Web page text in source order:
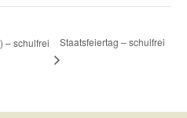
– schulfrei Staatsfeiertag – schulfrei